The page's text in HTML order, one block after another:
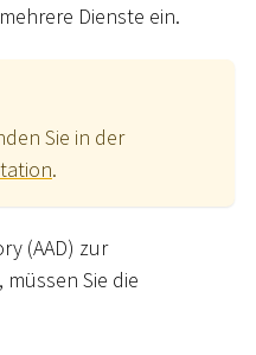
Dienste ein.
Sie in der
.
(AAD) zur
Sie die